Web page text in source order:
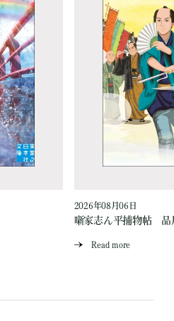
2026年08月06日
噺家志ん平捕物帖 品
Read more